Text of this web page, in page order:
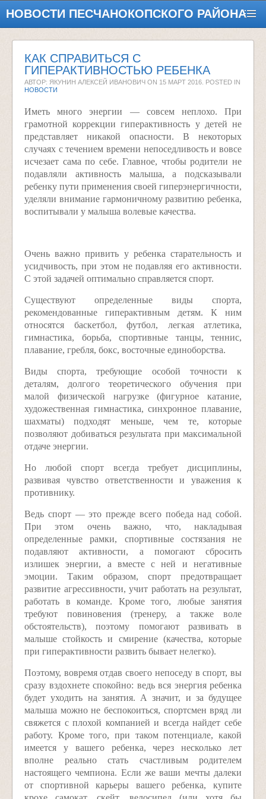
НОВОСТИ ПЕСЧАНОКОПСКОГО РАЙОНА
КАК СПРАВИТЬСЯ С
ГИПЕРАКТИВНОСТЬЮ РЕБЕНКА
АВТОР: ЯКУНИН АЛЕКСЕЙ ИВАНОВИЧ ON 15 МАРТ 2016 . POSTED IN
НОВОСТИ
Иметь много энергии — совсем неплохо. При
грамотной коррекции гиперактивность у детей не
представляет никакой опасности. В некоторых
случаях с течением времени непоседливость и вовсе
исчезает сама по себе. Главное, чтобы родители не
подавляли активность малыша, а подсказывали
ребенку пути применения своей гиперэнергичности,
уделяли внимание гармоничному развитию ребенка,
воспитывали у малыша волевые качества.
Очень важно привить у ребенка старательность и
усидчивость, при этом не подавляя его активности.
С этой задачей оптимально справляется спорт.
Существуют определенные виды спорта,
рекомендованные гиперактивным детям. К ним
относятся баскетбол, футбол, легкая атлетика,
гимнастика, борьба, спортивные танцы, теннис,
плавание, гребля, бокс, восточные единоборства.
Виды спорта, требующие особой точности к
деталям, долгого теоретического обучения при
малой физической нагрузке (фигурное катание,
художественная гимнастика, синхронное плавание,
шахматы) подходят меньше, чем те, которые
позволяют добиваться результата при максимальной
отдаче энергии.
Но любой спорт всегда требует дисциплины,
развивая чувство ответственности и уважения к
противнику.
Ведь спорт — это прежде всего победа над собой.
При этом очень важно, что, накладывая
определенные рамки, спортивные состязания не
подавляют активности, а помогают сбросить
излишек энергии, а вместе с ней и негативные
эмоции. Таким образом, спорт предотвращает
развитие агрессивности, учит работать на результат,
работать в команде. Кроме того, любые занятия
требуют повиновения (тренеру, а также воле
обстоятельств), поэтому помогают развивать в
малыше стойкость и смирение (качества, которые
при гиперактивности развить бывает нелегко).
Поэтому, вовремя отдав своего непоседу в спорт, вы
сразу вздохнете спокойно: ведь вся энергия ребенка
будет уходить на занятия. А значит, и за будущее
малыша можно не беспокоиться, спортсмен вряд ли
свяжется с плохой компанией и всегда найдет себе
работу. Кроме того, при таком потенциале, какой
имеется у вашего ребенка, через несколько лет
вполне реально стать счастливым родителем
настоящего чемпиона. Если же ваши мечты далеки
от спортивной карьеры вашего ребенка, купите